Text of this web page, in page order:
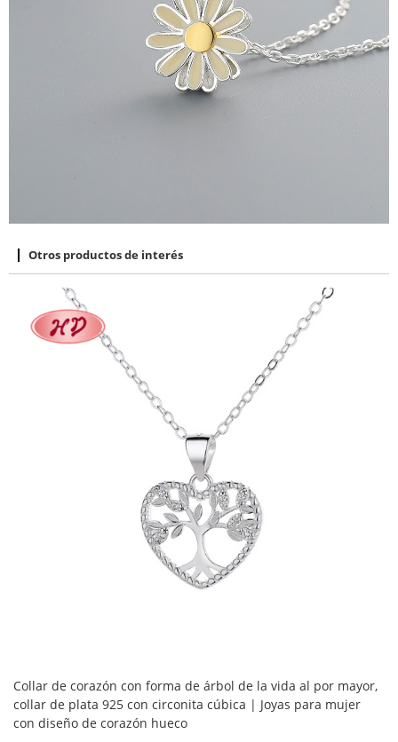
Otros productos de interés
Collar de corazón con forma de árbol de la vida al por mayor,
collar de plata 925 con circonita cúbica | Joyas para mujer
con diseño de corazón hueco